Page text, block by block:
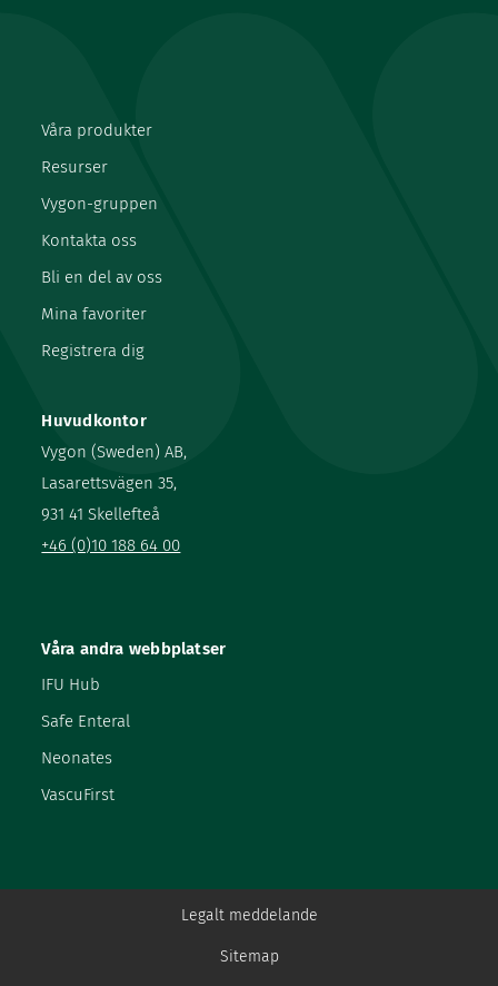
Huvudkontor
Vygon (Sweden) AB,
Lasarettsvägen 35,
931 41 Skellefteå
+46 (0)10 188 64 00
Våra produkter
Resurser
Vygon-gruppen
Kontakta oss
Bli en del av oss
Mina favoriter
Registrera dig
Våra andra webbplatser
IFU Hub
Safe Enteral
Neonates
VascuFirst
Legalt meddelande
Sitemap